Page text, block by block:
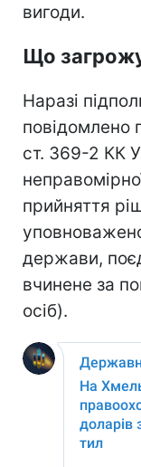
вигоди.
Що
Наразі
повідомлено
ст. 369-2 КК
прийняття
держави,
вчинене за
осіб).